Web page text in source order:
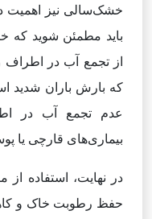
خشک‌سالی نیز اهمیت
باید مطمئن شوید
از تجمع آب در اطراف
که بارش باران شدید
عدم تجمع آب در
بیماری‌های قارچی یا
در نهایت، استفاده
حفظ رطوبت خاک و